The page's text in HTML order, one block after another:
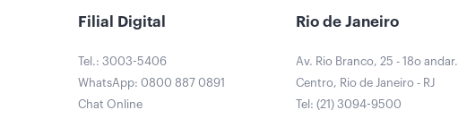
Filial Digital
Tel.: 3003-5406
WhatsApp: 0800 887 0891
Chat Online
Rio de Janeiro
Av. Rio Branco, 25 - 18o andar.
Centro, Rio de Janeiro - RJ
Tel: (21) 3094-9500